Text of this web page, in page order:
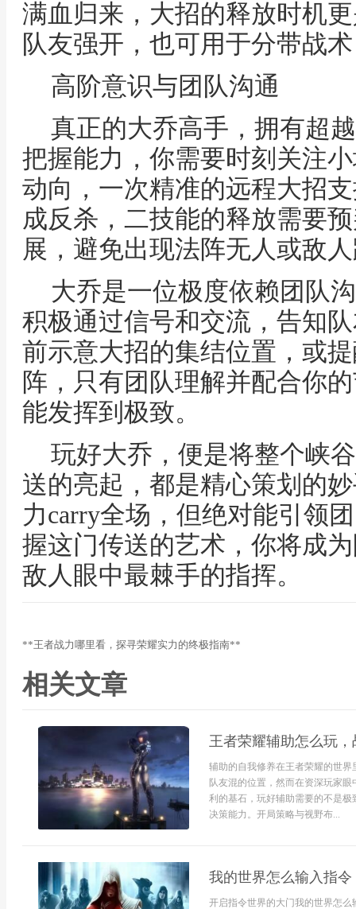
满血归来，大招的释放时机
队友强开，也可用于分带战
高阶意识与团队沟通
真正的大乔高手，拥有超
把握能力，你需要时刻关注
动向，一次精准的远程大招
成反杀，二技能的释放需要
展，避免出现法阵无人或敌
大乔是一位极度依赖团队
积极通过信号和交流，告知
前示意大招的集结位置，或
阵，只有团队理解并配合你
能发挥到极致。
玩好大乔，便是将整个峡
送的亮起，都是精心策划的
力carry全场，但绝对能引领
握这门传送的艺术，你将成
敌人眼中最棘手的指挥。
**王者战力哪里看，探寻荣耀实力的终极指南**
相关文章
王者荣耀辅助怎么玩
辅助的自我修养在王者荣耀的世
队友混的位置，然而在资深玩家
利的基石，玩好辅助需要的不是
决策能力。开局策略与视野布...
我的世界怎么输入指
开启指令世界的大门我的世界怎